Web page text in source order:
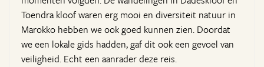
Toendra kloof waren erg mooi en diversiteit natuur in
Marokko hebben we ook goed kunnen zien. Doordat
we een lokale gids hadden, gaf dit ook een gevoel van
veiligheid. Echt een aanrader deze reis.